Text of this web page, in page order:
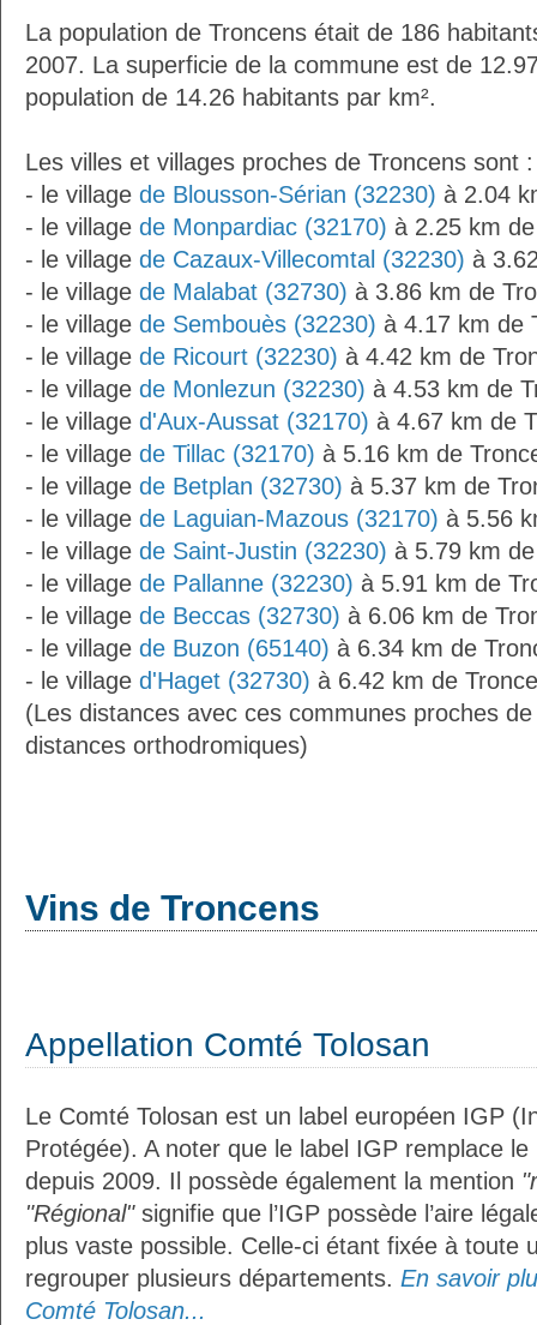
La population de Troncens était de 186
2007. La superficie de la commune est de
population de 14.26 habitants par km².
Les villes et villages proches de Troncens sont :
- le village de Blousson-Sérian (32230) à 2.04
- le village de Monpardiac (32170) à 2.25 km
- le village de Cazaux-Villecomtal (32230) à
- le village de Malabat (32730) à 3.86 km de
- le village de Sembouès (32230) à 4.17 km de
- le village de Ricourt (32230) à 4.42 km de
- le village de Monlezun (32230) à 4.53 km de
- le village d'Aux-Aussat (32170) à 4.67 km de
- le village de Tillac (32170) à 5.16 km de
- le village de Betplan (32730) à 5.37 km de
- le village de Laguian-Mazous (32170) à 5.56
- le village de Saint-Justin (32230) à 5.79 km
- le village de Pallanne (32230) à 5.91 km de
- le village de Beccas (32730) à 6.06 km de
- le village de Buzon (65140) à 6.34 km de
- le village d'Haget (32730) à 6.42 km de
(Les distances avec ces communes proches
distances orthodromiques)
Vins de Troncens
Appellation Comté Tolosan
Le Comté Tolosan est un label européen IGP
Protégée). A noter que le label IGP remplace
depuis 2009. Il possède également la mention
"Régional"signifie que l’IGP possède l’aire
plus vaste possible. Celle-ci étant fixée à toute
regrouper plusieurs départements. En savoir
Comté Tolosan...